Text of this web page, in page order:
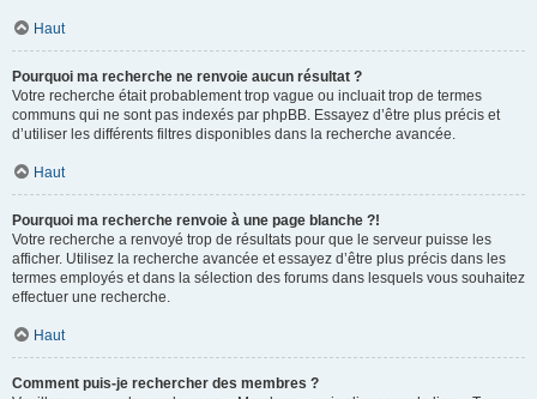
Haut
Pourquoi ma recherche ne renvoie aucun résultat ?
Votre recherche était probablement trop vague ou incluait trop de termes
communs qui ne sont pas indexés par phpBB. Essayez d’être plus précis et
d’utiliser les différents filtres disponibles dans la recherche avancée.
Haut
Pourquoi ma recherche renvoie à une page blanche ?!
Votre recherche a renvoyé trop de résultats pour que le serveur puisse les
afficher. Utilisez la recherche avancée et essayez d’être plus précis dans les
termes employés et dans la sélection des forums dans lesquels vous souhaitez
effectuer une recherche.
Haut
Comment puis-je rechercher des membres ?